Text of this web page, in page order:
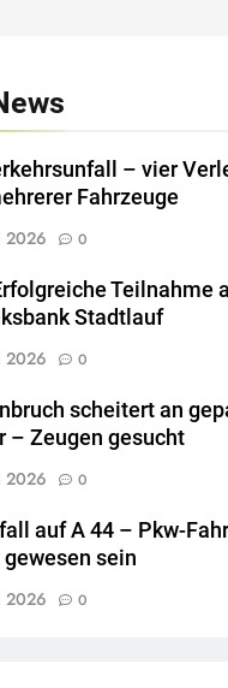
– vier
Fahrzeuge
2026
0
Teilnahme
Stadtlauf
2026
0
scheitert an
– Zeugen gesucht
2026
0
auf A 44 – Pkw-
sein
2026
0